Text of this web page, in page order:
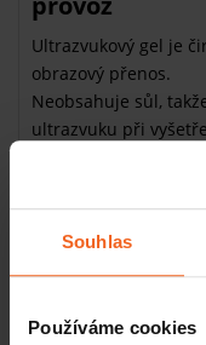
Souhlas
Používáme cookies
Ultrazvukový gel je
obrazový přenos.
Neobsahuje sůl,
ultrazvuku při
Snadno a
Nezasychá, lze
papírového
Vhodný k